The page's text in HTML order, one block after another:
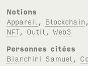
Notions
Appareil , Blockchain ,
NFT, Outil ,Web3
Personnes citées
Bianchini Samuel ,